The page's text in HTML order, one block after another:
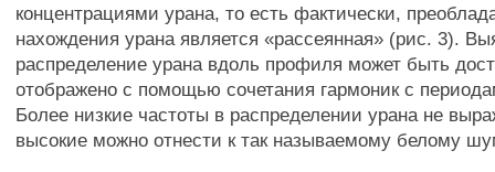
концентрациями урана, то есть фактически,
нахождения урана является «рассеянная» (рис. 3).
распределение урана вдоль профиля может быть
отображено с помощью сочетания гармоник с
Более низкие частоты в распределении урана не
высокие можно отнести к так называемому белому